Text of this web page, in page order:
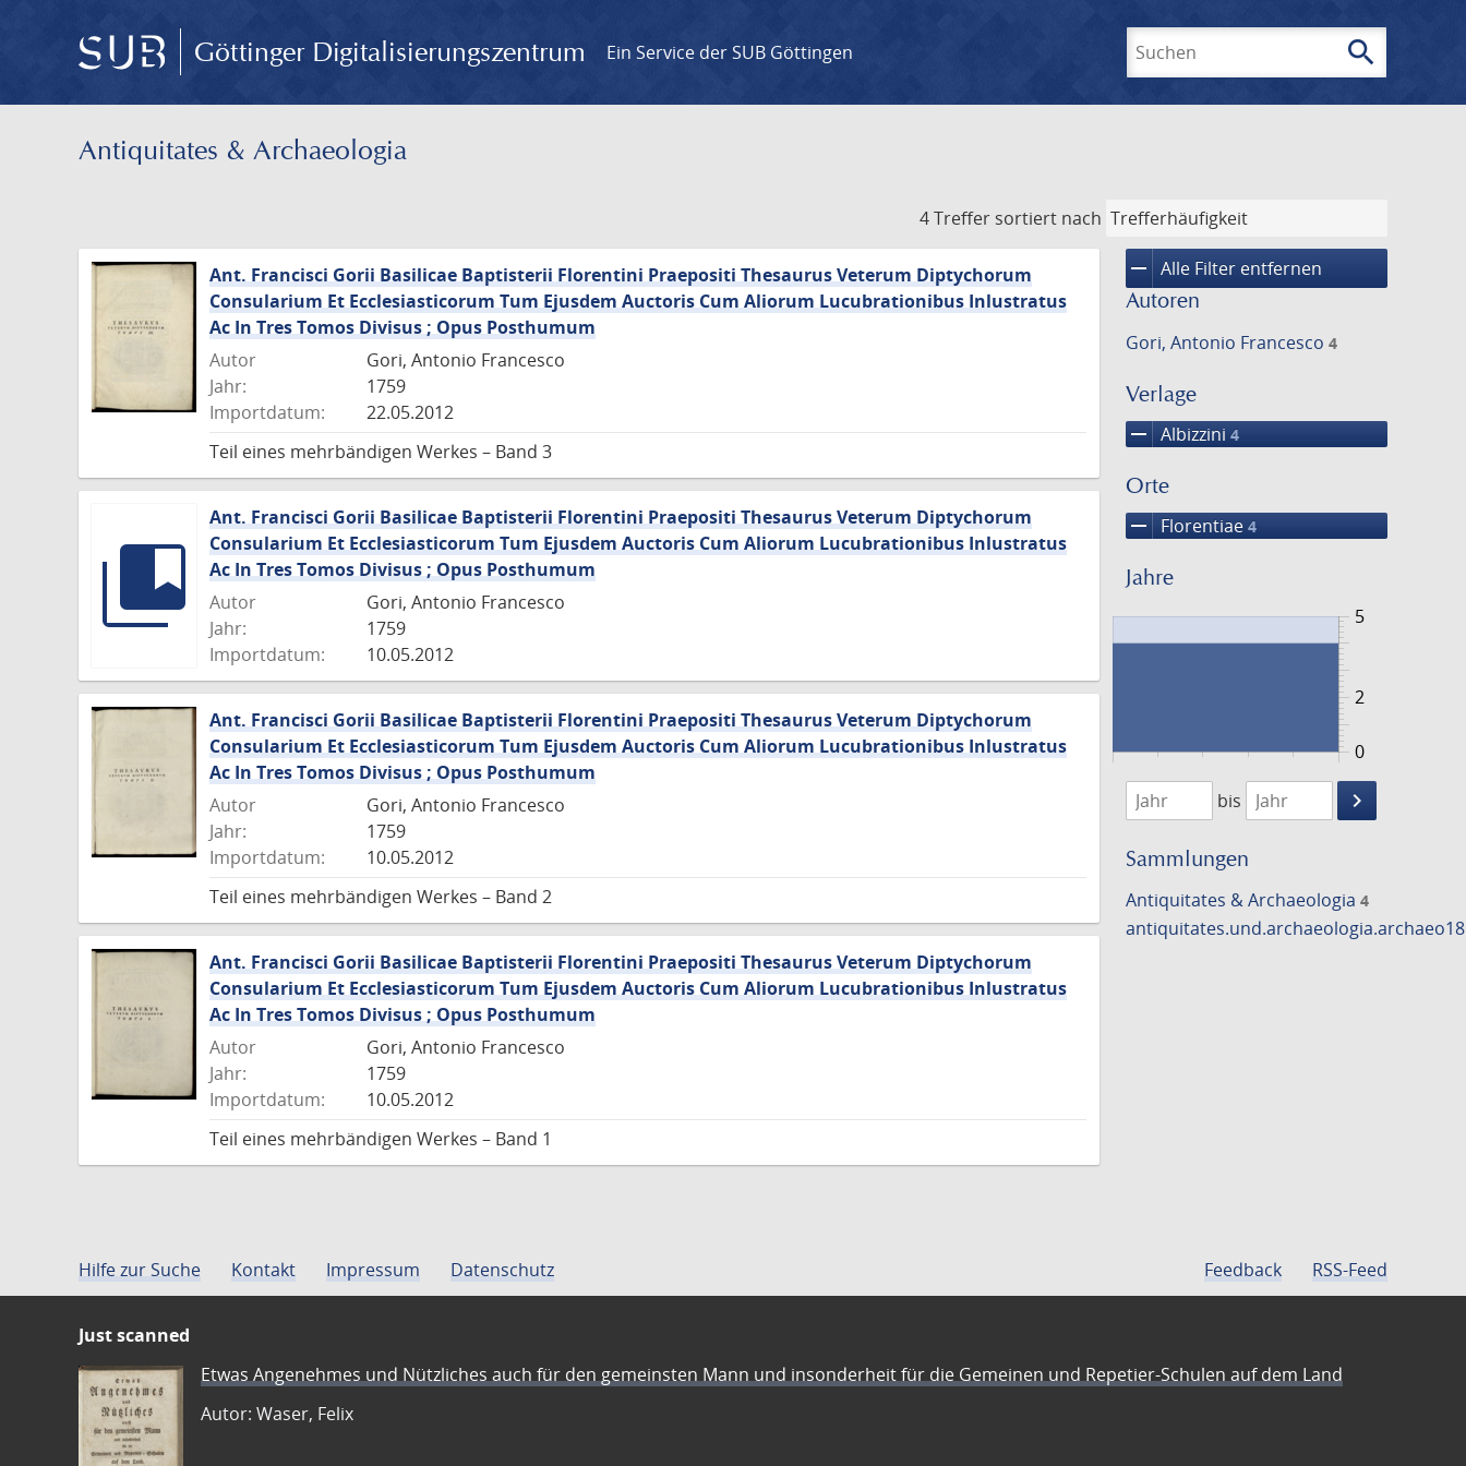
Göttinger Digitalisierungszentrum Ein Service der SUB Göttingen search
Antiquitates & Archaeologia
4 Treffer sortiert nach
remove Alle Filter entfernen
Autoren
Gori, Antonio Francesco 4
Verlage
remove Albizzini 4
Orte
remove Florentiae 4
Jahre
0
5
2
1759
1760
bis
keyboard_arrow_right
Suche
Sammlungen
Antiquitates & Archaeologia 4
Ant. Francisci Gorii Basilicae Baptisterii Florentini Praepositi Thesaurus Veterum Diptychorum
Consularium Et Ecclesiasticorum Tum Ejusdem Auctoris Cum Aliorum Lucubrationibus Inlustratus
Ac In Tres Tomos Divisus ; Opus Posthumum
Autor
Gori, Antonio Francesco
Jahr:
1759
Importdatum:
22.05.2012
Teil eines mehrbändigen Werkes – Band 3
Ant. Francisci Gorii Basilicae Baptisterii Florentini Praepositi Thesaurus Veterum Diptychorum
Consularium Et Ecclesiasticorum Tum Ejusdem Auctoris Cum Aliorum Lucubrationibus Inlustratus
Ac In Tres Tomos Divisus ; Opus Posthumum
Autor
Gori, Antonio Francesco
Jahr:
1759
Importdatum:
10.05.2012
Ant. Francisci Gorii Basilicae Baptisterii Florentini Praepositi Thesaurus Veterum Diptychorum
Consularium Et Ecclesiasticorum Tum Ejusdem Auctoris Cum Aliorum Lucubrationibus Inlustratus
Ac In Tres Tomos Divisus ; Opus Posthumum
Autor
Gori, Antonio Francesco
Jahr:
1759
Importdatum:
10.05.2012
Teil eines mehrbändigen Werkes – Band 2
Ant. Francisci Gorii Basilicae Baptisterii Florentini Praepositi Thesaurus Veterum Diptychorum
Consularium Et Ecclesiasticorum Tum Ejusdem Auctoris Cum Aliorum Lucubrationibus Inlustratus
Ac In Tres Tomos Divisus ; Opus Posthumum
Autor
Gori, Antonio Francesco
Jahr:
1759
Importdatum:
10.05.2012
Teil eines mehrbändigen Werkes – Band 1
Hilfe zur Suche Kontakt Impressum Datenschutz Feedback RSS-Feed
Just scanned
Etwas Angenehmes und Nützliches auch für den gemeinsten Mann und insonderheit für die Gemeinen und Repetier-Schulen auf dem Land
Autor: Waser, Felix